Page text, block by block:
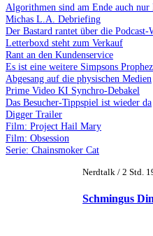
Algorithmen sind am Ende auch
Michas L.A. Debriefing
Der Bastard rantet über die Podcast-
Letterboxd steht zum Verkauf
Rant an den Kundenservice
Es ist eine weitere Simpsons
Abgesang auf die physischen Medien
Prime Video KI Synchro-Debakel
Das Besucher-Tippspiel ist wieder da
Digger Trailer
Film: Project Hail Mary
Film: Obsession
Serie: Chainsmoker Cat
Nerdtalk / 2 Std.
Schmingus